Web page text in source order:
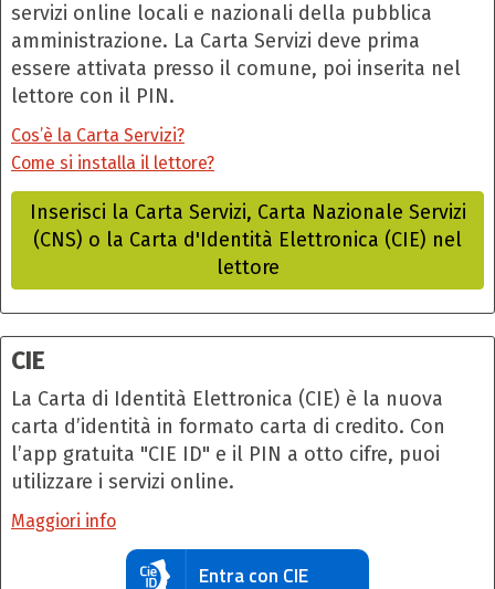
servizi online locali e nazionali della pubblica
amministrazione. La Carta Servizi deve prima
essere attivata presso il comune, poi inserita nel
lettore con il PIN.
Cos’è la Carta Servizi?
Come si installa il lettore?
Inserisci la Carta Servizi, Carta Nazionale Servizi
(CNS) o la Carta d'Identità Elettronica (CIE) nel
lettore
CIE
La Carta di Identità Elettronica (CIE) è la nuova
carta d’identità in formato carta di credito. Con
l’app gratuita "CIE ID" e il PIN a otto cifre, puoi
utilizzare i servizi online.
Maggiori info
Entra con CIE